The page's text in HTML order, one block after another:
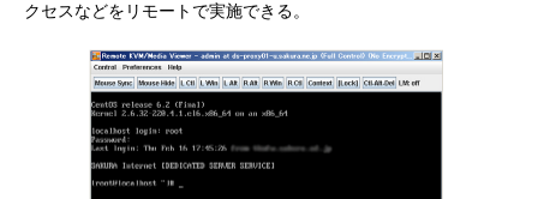
クセスなどをリモートで実施できる。